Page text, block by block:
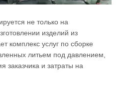
не только на
изделий из
комплекс услуг по сборке
литьем под давлением,
заказчика и затраты на